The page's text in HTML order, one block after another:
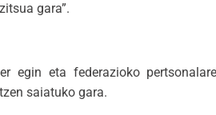
gara”.
egin eta federazioko
saiatuko gara.